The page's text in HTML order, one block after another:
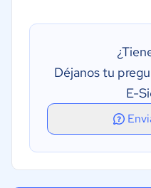
Déjanos tu
E-